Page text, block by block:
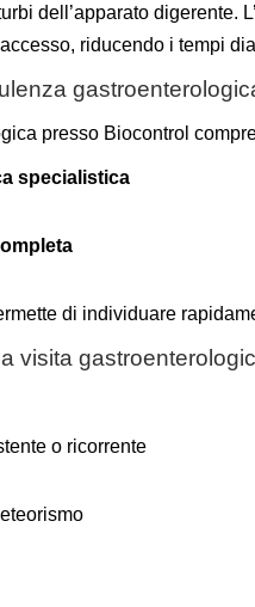
dell’apparato digerente.
riducendo i tempi
presso Biocontrol
specialistica
di individuare
visita
o ricorrente